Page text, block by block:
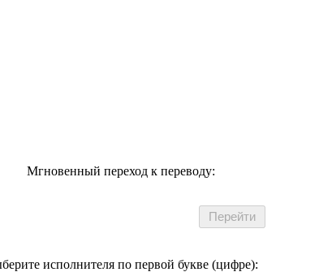
Мгновенный переход к переводу:
исполнителя по первой букве (цифре):